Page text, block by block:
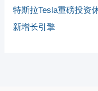
特斯拉Tesla重磅投资
新增长引擎